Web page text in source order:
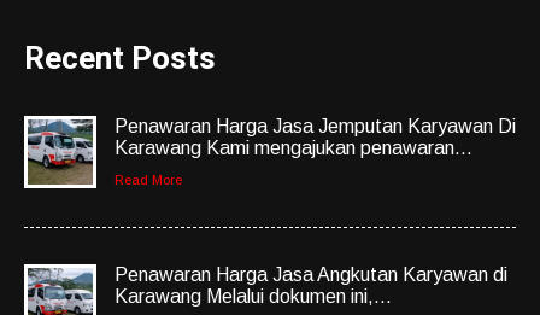
Recent Posts
Penawaran Harga Jasa Jemputan Karyawan Di
Karawang Kami mengajukan penawaran...
Read More
Penawaran Harga Jasa Angkutan Karyawan di
Karawang Melalui dokumen ini,...